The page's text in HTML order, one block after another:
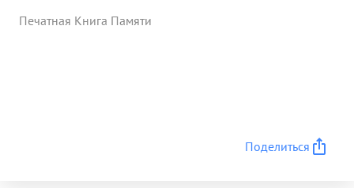
Печатная Книга Памяти
Поделиться